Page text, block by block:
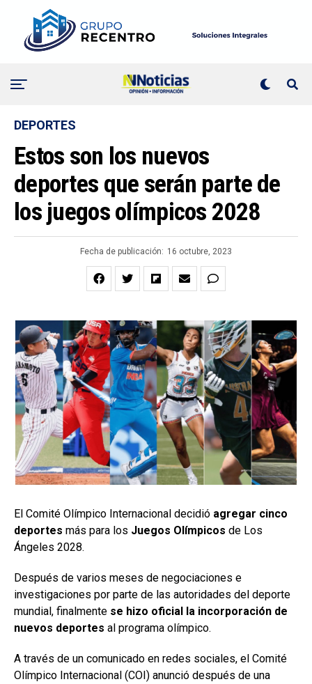
DEPORTES
Estos son los nuevos
deportes que serán parte de
los juegos olímpicos 2028
Fecha de publicación: 16 octubre, 2023
El Comité Olímpico Internacional decidió agregar cinco
deportes más para los Juegos Olímpicos de Los
Ángeles 2028.
Después de varios meses de negociaciones e
investigaciones por parte de las autoridades del deporte
mundial, finalmente se hizo oficial la incorporación de
nuevos deportes al programa olímpico.
A través de un comunicado en redes sociales, el Comité
Olímpico Internacional (COI) anunció después de una